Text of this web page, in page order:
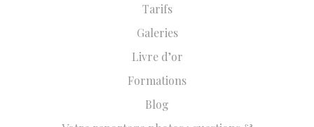
Tarifs
Galeries
Livre d’or
Formations
Blog